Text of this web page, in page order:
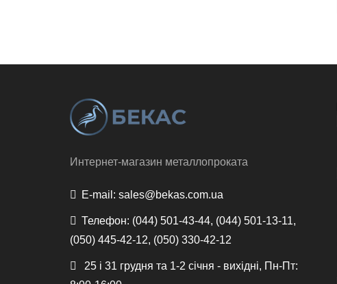
Интернет-магазин металлопроката
E-mail: sales@bekas.com.ua
Телефон: (044) 501-43-44, (044) 501-13-11,
(050) 445-42-12, (050) 330-42-12
25 і 31 грудня та 1-2 січня - вихідні, Пн-Пт: